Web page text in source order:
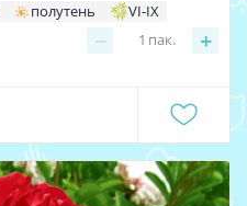
полутень VI-IX
− +
1 пак.